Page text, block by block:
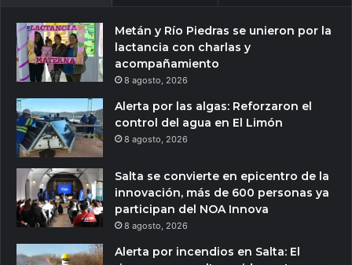
Metán y Río Piedras se unieron por la
lactancia con charlas y
acompañamiento
8 agosto, 2026
Alerta por las algas: Reforzaron el
control del agua en El Limón
8 agosto, 2026
Salta se convierte en epicentro de la
innovación, más de 600 personas ya
participan del NOA Innova
8 agosto, 2026
Alerta por incendios en Salta: El